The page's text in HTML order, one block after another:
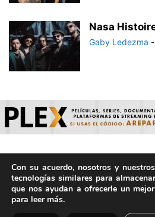
Nasa
Gaby Ledezma -
© ArepaVolatil.Com 2021-2025 -
IA. | Todos los
Con su acuerdo, nosotros y
tecnologías similares para
que nos ayudan a ofrecerle un
para leer más.